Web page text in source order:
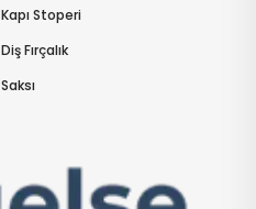
Kapı Stoperi
Diş Fırçalık
Saksı